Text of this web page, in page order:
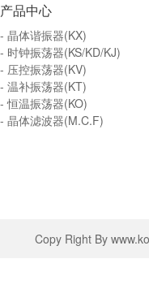
产品中心
- 晶体谐振器(KX)
- 时钟振荡器(KS/KD/KJ)
- 压控振荡器(KV)
- 温补振荡器(KT)
- 恒温振荡器(KO)
- 晶体滤波器(M.C.F)
Copy Right By